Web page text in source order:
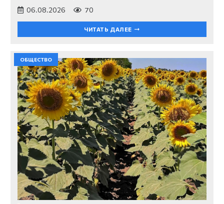
06.08.2026 70
ЧИТАТЬ ДАЛЕЕ
ОБЩЕСТВО